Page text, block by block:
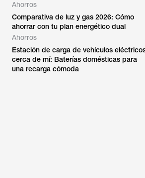
Ahorros
Comparativa de luz y gas 2026: Cómo
ahorrar con tu plan energético dual
Ahorros
Estación de carga de vehículos
cerca de mí: Baterías domésticas para
una recarga cómoda